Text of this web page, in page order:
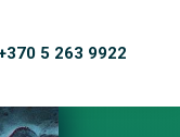
5 263 9922